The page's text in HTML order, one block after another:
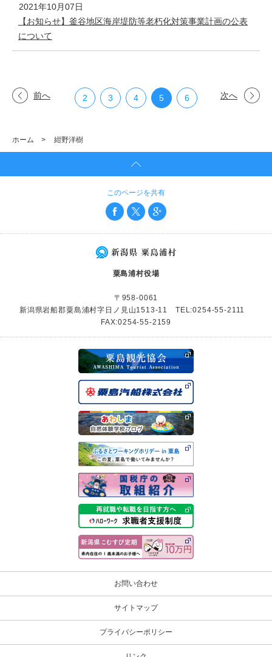
2021年10月07日
【お知らせ】釜谷地区海岸堤防等老朽化対策事業計画の公表
について
前へ 2 3 4 5 6 次へ
ホーム > 紺野洋樹
このページを共有
粟島浦村役場
〒958-0061
新潟県岩船郡粟島浦村字日ノ見山1513-11 TEL:0254-55-2111
FAX:0254-55-2159
お問い合わせ
サイトマップ
プライバシーポリシー